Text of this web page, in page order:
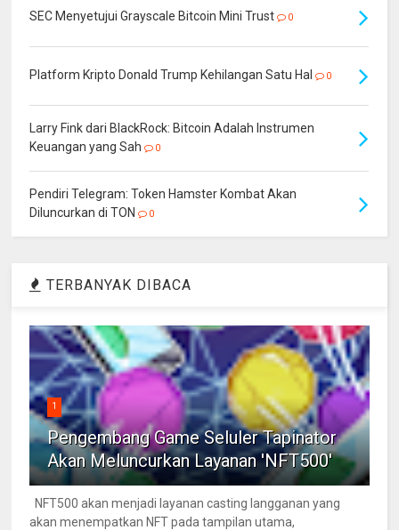
SEC Menyetujui Grayscale Bitcoin Mini Trust 0
Platform Kripto Donald Trump Kehilangan Satu Hal 0
Larry Fink dari BlackRock: Bitcoin Adalah Instrumen
Keuangan yang Sah
0
Pendiri Telegram: Token Hamster Kombat Akan
Diluncurkan di TON
0
TERBANYAK DIBACA
1
Pengembang Game Seluler Tapinator
Akan Meluncurkan Layanan 'NFT500'
NFT500 akan menjadi layanan casting langganan yang
akan menempatkan NFT pada tampilan utama,